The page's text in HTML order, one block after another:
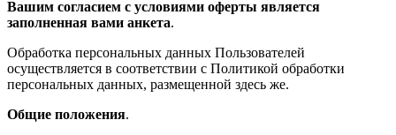
Вашим согласием с условиями оферты является
заполненная вами анкета.
Обработка персональных данных Пользователей
осуществляется в соответствии с Политикой обработки
персональных данных, размещенной здесь же.
Общие положения.